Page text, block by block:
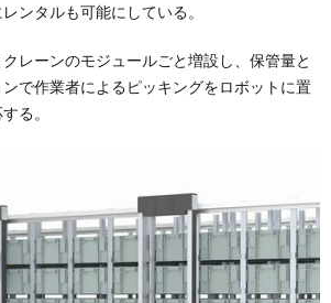
ンタルも可能にしている。
レーンのモジュールごと増設し、保管量と
で作業者によるピッキングをロボットに置
る。